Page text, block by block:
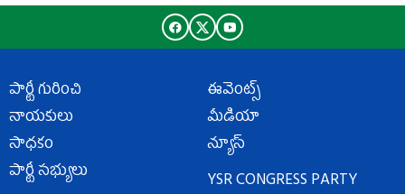
పార్టీ గురించి
నాయకులు
సాధకం
పార్టీ సభ్యులు
ఈవెంట్స్
మీడియా
న్యూస్
YSR CONGRESS PARTY